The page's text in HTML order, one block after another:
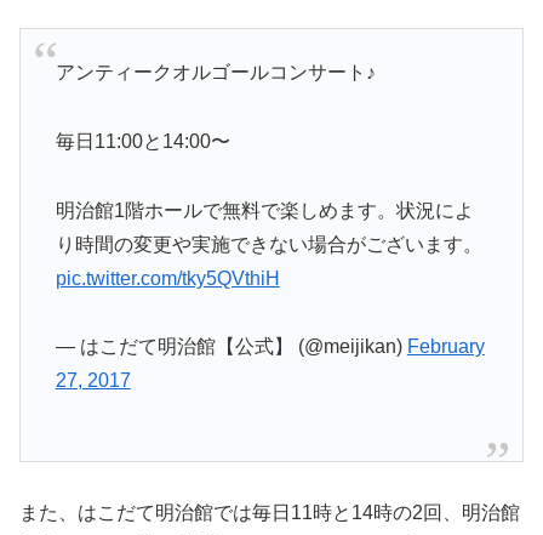
アンティークオルゴールコンサート♪
毎日11:00と14:00〜
明治館1階ホールで無料で楽しめます。状況によ
り時間の変更や実施できない場合がございます。
pic.twitter.com/tky5QVthiH
— はこだて明治館【公式】 (@meijikan) February
27, 2017
また、はこだて明治館では毎日11時と14時の2回、明治館